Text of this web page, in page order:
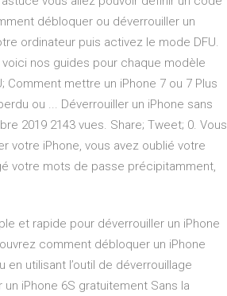
débloquer ou déverrouiller un
ordinateur puis activez le mode DFU.
nos guides pour chaque modèle
Comment mettre un iPhone 7 ou 7 Plus
ou ... Déverrouiller un iPhone sans
2019 2143 vues. Share; Tweet; 0. Vous
votre iPhone, vous avez oublié votre
votre mots de passe précipitamment,
et rapide pour déverrouiller un iPhone
comment débloquer un iPhone
utilisant l’outil de déverrouillage
iPhone 6S gratuitement Sans la